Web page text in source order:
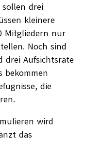
drei
kleinere
Mitgliedern nur
Noch sind
drei Aufsichtsräte
bekommen
die
wird
das